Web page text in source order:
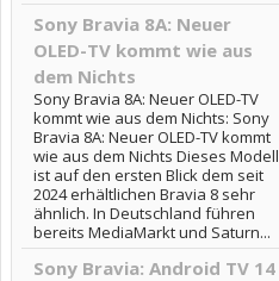
Sony Bravia 8A: Neuer
OLED-TV kommt wie aus
dem Nichts
Sony Bravia 8A: Neuer OLED-TV
kommt wie aus dem Nichts: Sony
Bravia 8A: Neuer OLED-TV kommt
wie aus dem Nichts Dieses Modell
ist auf den ersten Blick dem seit
2024 erhältlichen Bravia 8 sehr
ähnlich. In Deutschland führen
bereits MediaMarkt und Saturn...
Sony Bravia: Android TV 14